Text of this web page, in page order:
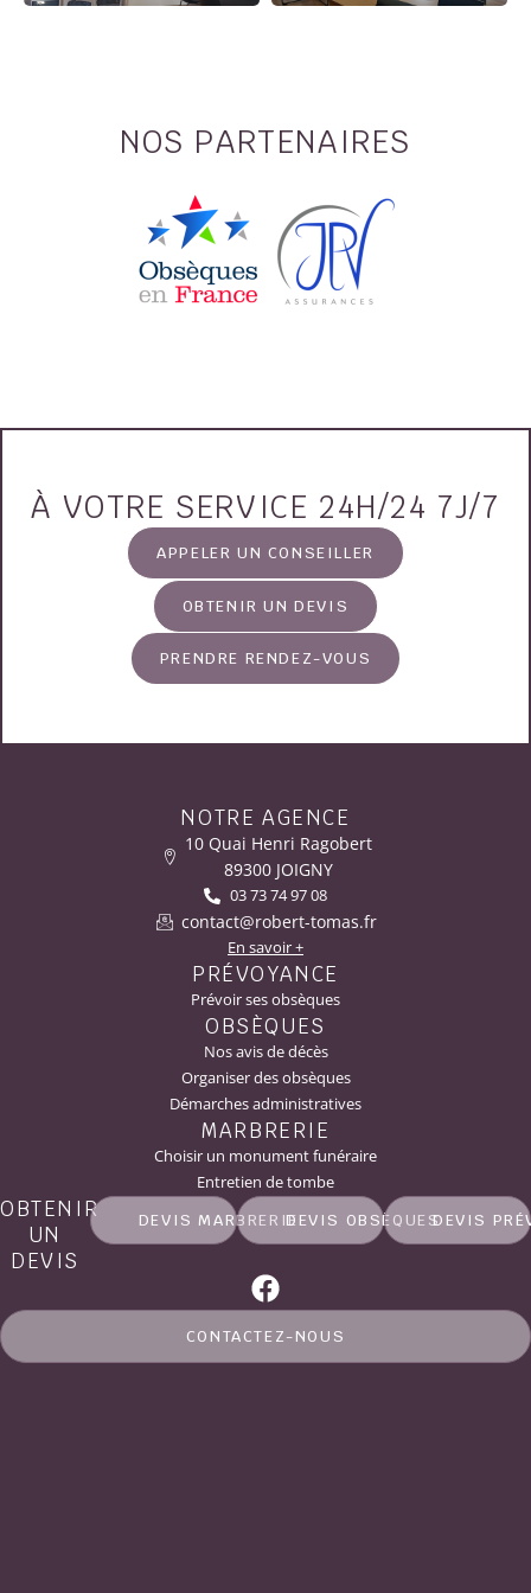
NOS PARTENAIRES
À VOTRE SERVICE 24H/24 7J/7
APPELER UN CONSEILLER
OBTENIR UN DEVIS
PRENDRE RENDEZ-VOUS
NOTRE AGENCE
10 Quai Henri Ragobert
89300 JOIGNY
03 73 74 97 08
contact@robert-tomas.fr
En savoir +
PRÉVOYANCE
Prévoir ses obsèques
OBSÈQUES
Nos avis de décès
Organiser des obsèques
Démarches administratives
MARBRERIE
Choisir un monument funéraire
Entretien de tombe
OBTENIR
UN
DEVIS
DEVIS MARBRERIEDEVIS OBSÈQUESDEVIS
CONTACTEZ-NOUS